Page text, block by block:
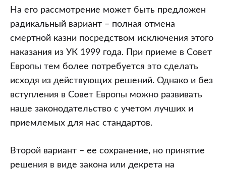
На его рассмотрение может быть предложен
радикальный вариант – полная отмена
смертной казни посредством исключения этого
наказания из УК 1999 года. При приеме в Совет
Европы тем более потребуется это сделать
исходя из действующих решений. Однако и без
вступления в Совет Европы можно развивать
наше законодательство с учетом лучших и
приемлемых для нас стандартов.
Второй вариант – ее сохранение, но принятие
решения в виде закона или декрета на